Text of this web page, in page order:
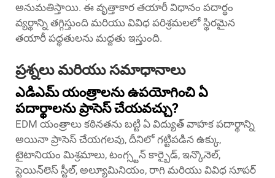
అనుమతిస్తాయి. ఈ వృత్తాకార తయారీ విధానం పదార్థం
వ్యర్థాన్ని తగ్గిస్తుంది మరియు వివిధ పరిశ్రమలలో స్థిరమైన
తయారీ పద్ధతులను మద్దతు ఇస్తుంది.
ప్రశ్నలు మరియు సమాధానాలు
ఎడిఎమ్ యంత్రాలను ఉపయోగించి ఏ
పదార్థాలను ప్రాసెస్ చేయవచ్చు?
EDM యంత్రాలు కఠినతను బట్టి ఏ విద్యుత్ వాహక పదార్థాన్ని
అయినా ప్రాసెస్ చేయగలవు, దీనిలో గట్టిపడిన ఉక్కు,
టైటానియం మిశ్రమాలు, టంగ్స్టన్ కార్బైడ్, ఇన్కొనెల్,
స్టెయిన్‌లెస్ స్టీల్, అల్యూమినియం, రాగి మరియు వివిధ సూపర్